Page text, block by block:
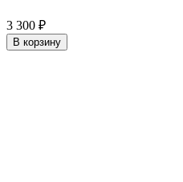
3 300 ₽
В корзину